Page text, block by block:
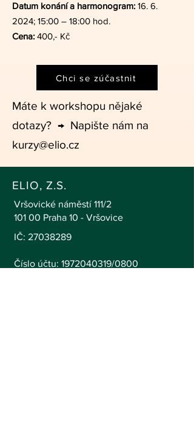
Datum konání a harmonogram: 16. 6.
2024; 15:00 – 18:00 hod.
Cena: 400,- Kč
Chci se zúčastnit
Máte k workshopu nějaké
dotazy? → Napište nám na
kurzy@elio.cz
ELIO, Z.S.
Vršovické náměstí 111/2
101 00 Praha 10 - Vršovice
IČ: 27038289
Číslo účtu: 1972040319/0800